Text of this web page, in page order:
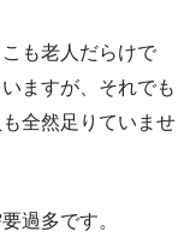
も老人だらけで
ますが、それでも
全然足りていませ
過多です。